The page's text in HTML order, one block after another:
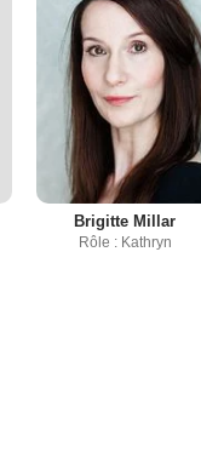
Brigitte Millar
Rôle : Kathryn